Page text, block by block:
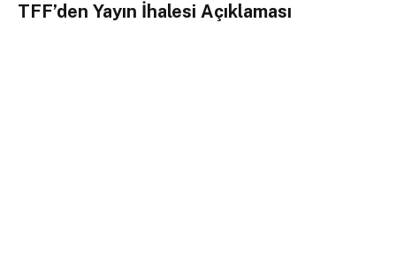
TFF’den Yayın İhalesi Açıklaması